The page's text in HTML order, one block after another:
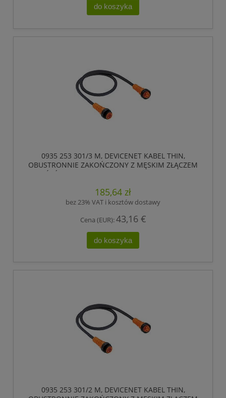
do koszyka
0935 253 301/3 M, DEVICENET KABEL THIN,
OBUSTRONNIE ZAKOŃCZONY Z MĘSKIM ZŁĄCZEM
7/8 I ŹEŃSKIM ZŁĄCZEM 7/8, 5 POLOWE, LUMBERG
185,64 zł
bez 23% VAT i kosztów dostawy
Cena (EUR):43,16 €
do koszyka
0935 253 301/2 M, DEVICENET KABEL THIN,